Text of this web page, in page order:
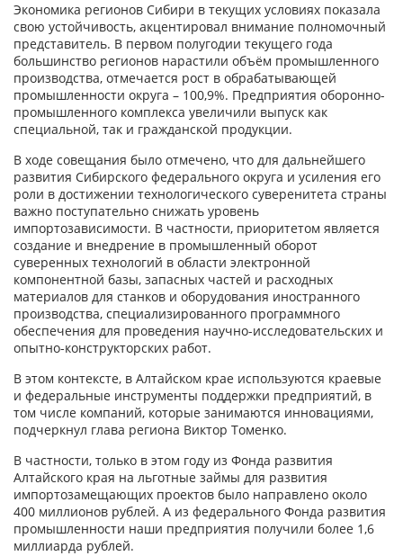
Экономика регионов Сибири в текущих условиях показала
свою устойчивость, акцентировал внимание полномочный
представитель. В первом полугодии текущего года
большинство регионов нарастили объём промышленного
производства, отмечается рост в обрабатывающей
промышленности округа – 100,9%. Предприятия оборонно-
промышленного комплекса увеличили выпуск как
специальной, так и гражданской продукции.
В ходе совещания было отмечено, что для дальнейшего
развития Сибирского федерального округа и усиления его
роли в достижении технологического суверенитета страны
важно поступательно снижать уровень
импортозависимости. В частности, приоритетом является
создание и внедрение в промышленный оборот
суверенных технологий в области электронной
компонентной базы, запасных частей и расходных
материалов для станков и оборудования иностранного
производства, специализированного программного
обеспечения для проведения научно-исследовательских и
опытно-конструкторских работ.
В этом контексте, в Алтайском крае используются краевые
и федеральные инструменты поддержки предприятий, в
том числе компаний, которые занимаются инновациями,
подчеркнул глава региона Виктор Томенко.
В частности, только в этом году из Фонда развития
Алтайского края на льготные займы для развития
импортозамещающих проектов было направлено около
400 миллионов рублей. А из федерального Фонда развития
промышленности наши предприятия получили более 1,6
миллиарда рублей.